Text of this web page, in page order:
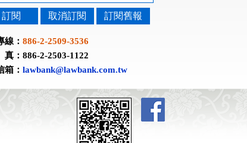
訂閱 取消訂閱 訂閱舊報
線： 886-2-2509-3536
886-2-2503-1122
箱： lawbank@lawbank.com.tw